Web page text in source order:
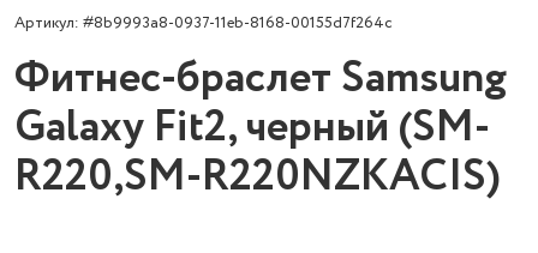
Артикул: #8b9993a8-0937-11eb-8168-00155d7f264c
Фитнес-браслет Samsung
Galaxy Fit2, черный (SM-
R220,SM-R220NZKACIS)